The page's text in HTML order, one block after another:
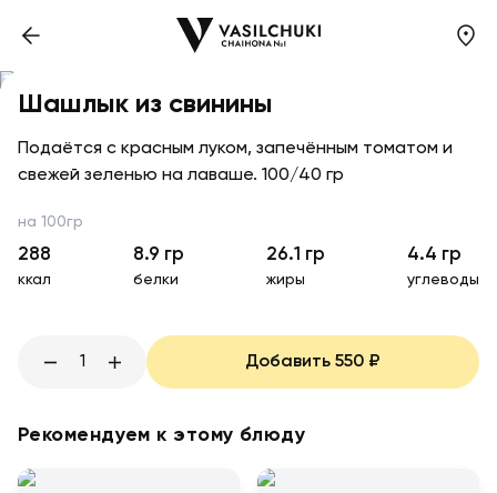
Шашлык из свинины
Подаётся с красным луком, запечённым томатом и
свежей зеленью на лаваше. 100/40 гр
на 100гр
288
ккал
8.9 гр
белки
26.1 гр
жиры
4.4 гр
углеводы
1 Добавить 550 ₽
Рекомендуем к этому блюду